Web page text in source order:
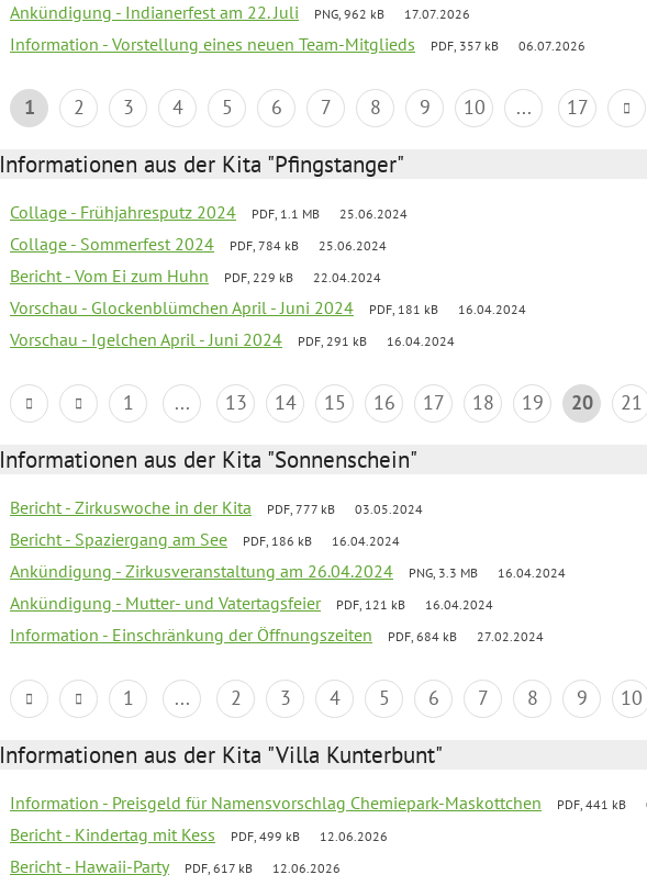
Ankündigung - Indianerfest am 22. Juli PNG, 962 kB 17.07.2026
Information - Vorstellung eines neuen Team-Mitglieds PDF, 357 kB 06.07.2026
1 2 3 4 5 6 7 8 9 10 ... 17
Informationen aus der Kita "Pfingstanger"
Collage - Frühjahresputz 2024 PDF, 1.1 MB 25.06.2024
Collage - Sommerfest 2024 PDF, 784 kB 25.06.2024
Bericht - Vom Ei zum Huhn PDF, 229 kB 22.04.2024
Vorschau - Glockenblümchen April - Juni 2024 PDF, 181 kB 16.04.2024
Vorschau - Igelchen April - Juni 2024 PDF, 291 kB 16.04.2024
1 ... 13 14 15 16 17 18 19 20 21
Informationen aus der Kita "Sonnenschein"
Bericht - Zirkuswoche in der Kita PDF, 777 kB 03.05.2024
Bericht - Spaziergang am See PDF, 186 kB 16.04.2024
Ankündigung - Zirkusveranstaltung am 26.04.2024 PNG, 3.3 MB 16.04.2024
Ankündigung - Mutter- und Vatertagsfeier PDF, 121 kB 16.04.2024
Information - Einschränkung der Öffnungszeiten PDF, 684 kB 27.02.2024
1 ... 2 3 4 5 6 7 8 9 10
Informationen aus der Kita "Villa Kunterbunt"
Information - Preisgeld für Namensvorschlag Chemiepark-Maskottchen PDF, 441 kB
Bericht - Kindertag mit Kess PDF, 499 kB 12.06.2026
Bericht - Hawaii-Party PDF, 617 kB 12.06.2026